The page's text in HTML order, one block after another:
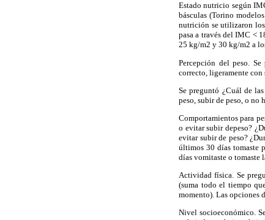
Estado nutricio según
básculas (Torino
nutrición se utilizaron
pasa a través del IMC <
25 kg/m2 y 30 kg/m2 a
Percepción del peso.
correcto, ligeramente con
Se preguntó ¿Cuál de
peso, subir de peso, o no
Comportamientos para
o evitar subir depeso?
evitar subir de peso?
últimos 30 días tomaste
días vomitaste o tomaste
Actividad física. Se
(suma todo el tiempo
momento). Las opciones
Nivel socioeconómico.